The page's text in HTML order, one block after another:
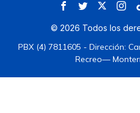
© 2026 Todos los
PBX (4) 7811605 - Dirección:
Recreo—